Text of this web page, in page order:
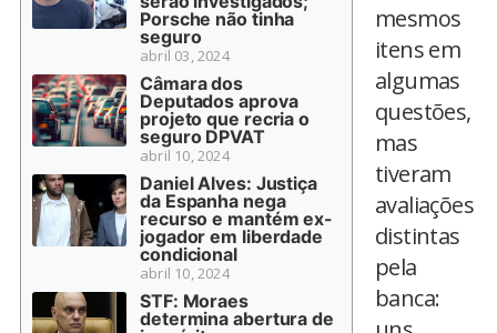
Porsche não tinha
seguro
abril 03, 2024
Câmara dos
Deputados aprova
projeto que recria o
seguro DPVAT
abril 10, 2024
Daniel Alves: Justiça
da Espanha nega
recurso e mantém ex-
jogador em liberdade
condicional
abril 10, 2024
STF: Moraes
determina abertura de
mesmos
itens em
algumas
questões,
mas
tiveram
avaliações
distintas
pela
banca: